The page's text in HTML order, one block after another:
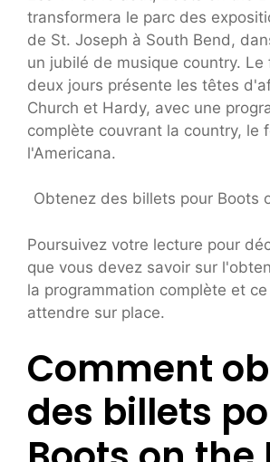
transformera le parc des
de St. Joseph à South Bend,
un jubilé de musique country. Le
deux jours présente les têtes
Church et Hardy, avec une
complète couvrant la country, le
l'Americana.
Obtenez des billets pour Boots
Poursuivez votre lecture pour
que vous devez savoir sur
la programmation complète et
attendre sur place.
Comment
des billets